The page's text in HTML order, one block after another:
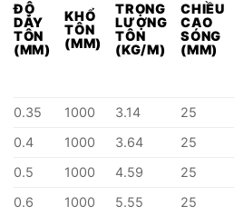
ĐỘ
DÀY
TÔN
(MM)
KHỔ
TÔN
(MM)
TRỌNG
LƯỢNG
TÔN
(KG/M)
CHIỀU
CAO
SÓNG
(MM)
0.35
1000 3.14 25
0.4
1000 3.64 25
0.5
1000 4.59 25
0.6
1000 5.55 25